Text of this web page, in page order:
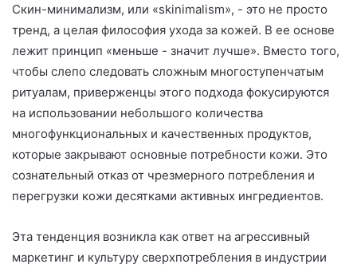
Скин-минимализм, или «skinimalism», - это не просто
тренд, а целая философия ухода за кожей. В ее основе
лежит принцип «меньше - значит лучше». Вместо того,
чтобы слепо следовать сложным многоступенчатым
ритуалам, приверженцы этого подхода фокусируются
на использовании небольшого количества
многофункциональных и качественных продуктов,
которые закрывают основные потребности кожи. Это
сознательный отказ от чрезмерного потребления и
перегрузки кожи десятками активных ингредиентов.
Эта тенденция возникла как ответ на агрессивный
маркетинг и культуру сверхпотребления в индустрии